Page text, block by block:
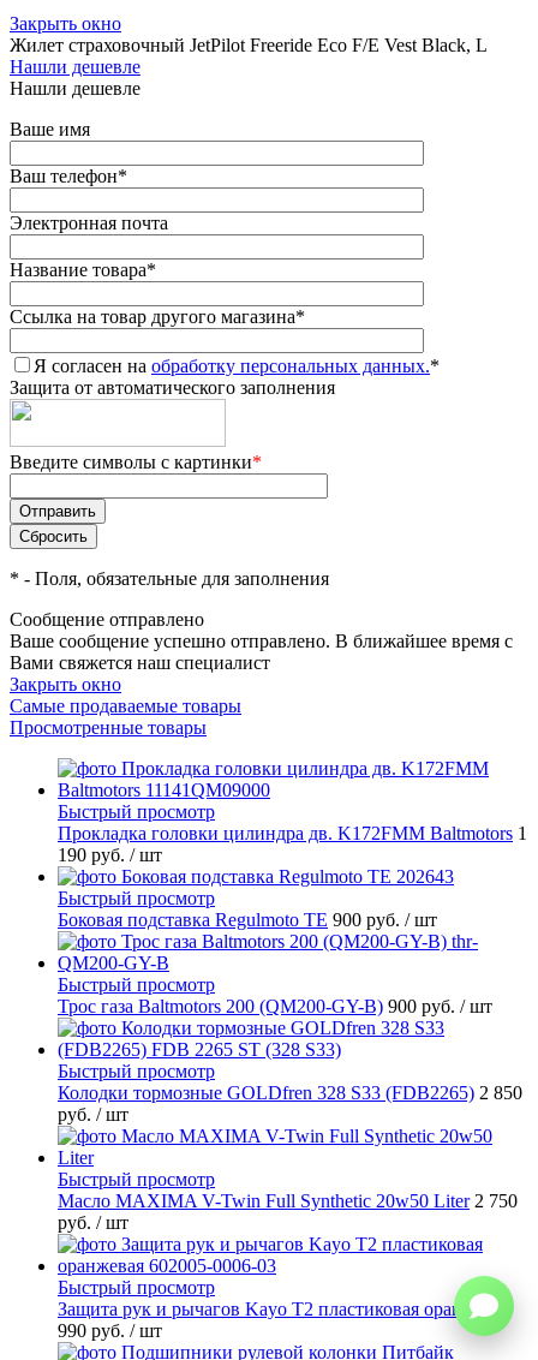
Закрыть окно
Жилет страховочный JetPilot Freeride Eco F/E Vest Black, L
Нашли дешевле
Нашли дешевле
Ваше имя
Ваш телефон*
Электронная почта
Название товара*
Ссылка на товар другого магазина*
Я согласен на обработку персональных данных.*
Защита от автоматического заполнения
Введите символы с картинки*
* - Поля, обязательные для заполнения
Сообщение отправлено
Ваше сообщение успешно отправлено. В ближайшее время с
Вами свяжется наш специалист
Закрыть окно
Самые продаваемые товары
Просмотренные товары
Быстрый просмотр
Прокладка головки цилиндра дв. K172FMM Baltmotors 1
190 руб. / шт
Быстрый просмотр
Боковая подставка Regulmoto TE 900 руб. / шт
Быстрый просмотр
Трос газа Baltmotors 200 (QM200-GY-B) 900 руб. / шт
Быстрый просмотр
Колодки тормозные GOLDfren 328 S33 (FDB2265) 2 850
руб. / шт
Быстрый просмотр
Масло MAXIMA V-Twin Full Synthetic 20w50 Liter 2 750
руб. / шт
Быстрый просмотр
Защита рук и рычагов Kayo T2 пластиковая оранжевая
990 руб. / шт